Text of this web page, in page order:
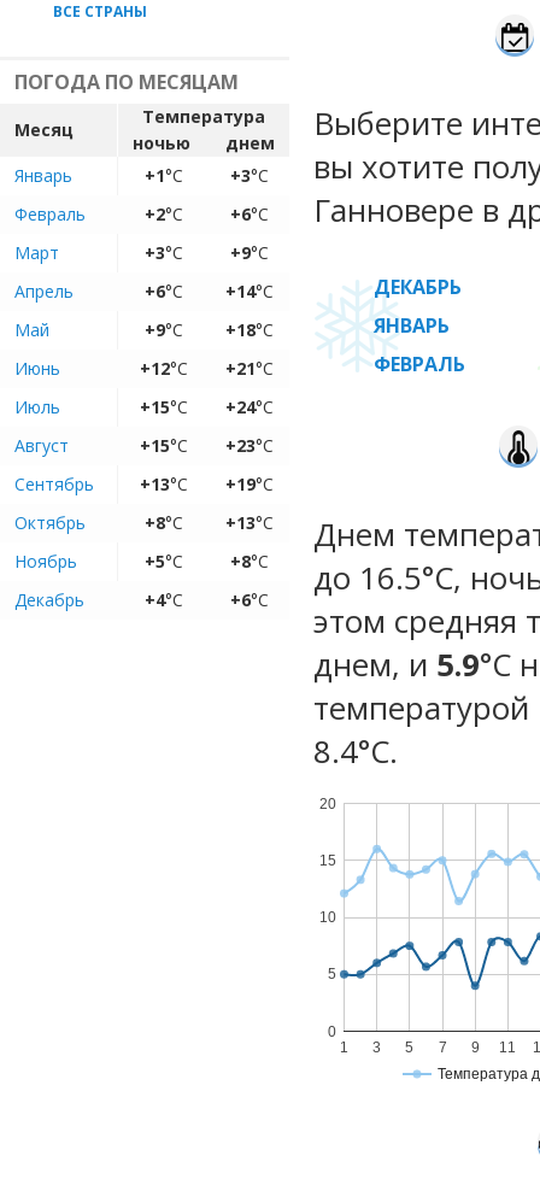
ВСЕ СТРАНЫ
ПОГОДА ПО МЕСЯЦАМ
Месяц
Температура
ночью
днем
Январь
+1°C +3°C
Февраль
+2°C +6°C
Март
+3°C +9°C
Апрель
+6°C +14°C
Май
+9°C +18°C
Июнь
+12°C +21°C
Июль
+15°C +24°C
Август
+15°C +23°C
Сентябрь
+13°C +19°C
Октябрь
+8°C +13°C
Ноябрь
+5°C +8°C
Декабрь
+4°C +6°C
Выберите
вы хотите
Ганновере в
ДЕКАБРЬ
ЯНВАРЬ
ФЕВРАЛЬ
Днем
до 16.5°C,
этом средняя
днем, и 5.9°C
температурой
8.4°С.
Температура
1 3 5 7 9 11
0
5
10
15
20